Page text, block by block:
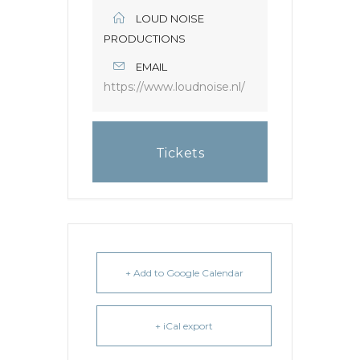
LOUD NOISE
PRODUCTIONS
EMAIL
https://www.loudnoise.nl/
Tickets
+ Add to Google Calendar
+ iCal export